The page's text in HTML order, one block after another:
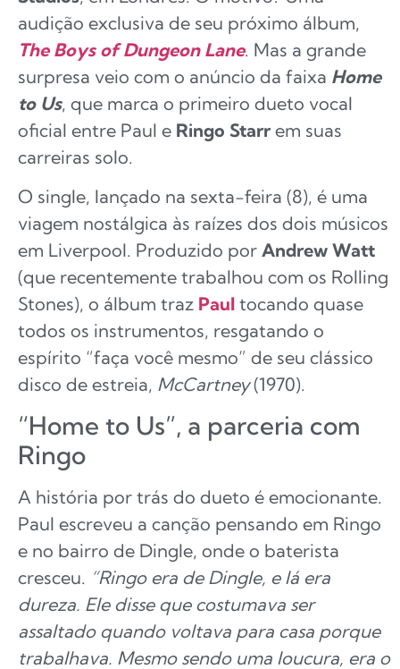
audição exclusiva de seu próximo álbum,
The Boys of Dungeon Lane. Mas a grande
surpresa veio com o anúncio da faixa Home
to Us, que marca o primeiro dueto vocal
oficial entre Paul e Ringo Starrem suas
carreiras solo.
O single, lançado na sexta-feira (8), é uma
viagem nostálgica às raízes dos dois músicos
em Liverpool. Produzido por Andrew Watt
(que recentemente trabalhou com os Rolling
Stones), o álbum traz Paul tocando quase
todos os instrumentos, resgatando o
espírito “faça você mesmo” de seu clássico
disco de estreia, McCartney(1970).
“Home to Us”, a parceria com
Ringo
A história por trás do dueto é emocionante.
Paul escreveu a canção pensando em Ringo
e no bairro de Dingle, onde o baterista
cresceu. “Ringo era de Dingle, e lá era
dureza. Ele disse que costumava ser
assaltado quando voltava para casa porque
trabalhava. Mesmo sendo uma loucura, era o